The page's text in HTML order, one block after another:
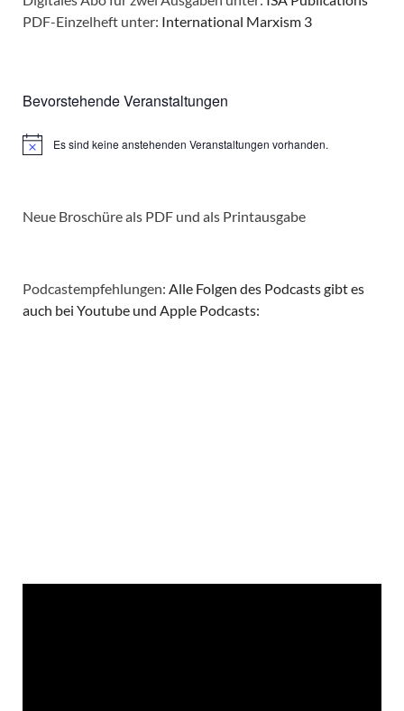
PDF-Einzelheft unter: International Marxism 3
Bevorstehende Veranstaltungen
HinweisEs sind keine anstehenden Veranstaltungen vorhanden.
Neue Broschüre als PDF und als Printausgabe
Podcastempfehlungen: Alle Folgen des Podcasts gibt es
auch bei Youtube und Apple Podcasts: